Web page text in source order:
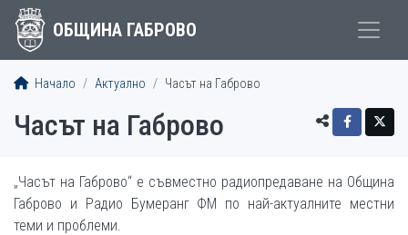
ОБЩИНА ГАБРОВО
Начало Актуално Часът на Габрово
Часът на Габрово
„Часът на Габрово“ е съвместно радиопредаване на Община
Габрово и Радио Бумеранг ФМ по най-актуалните местни
теми и проблеми.